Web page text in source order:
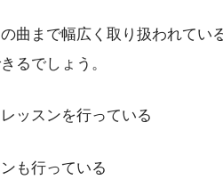
曲まで幅広く取り扱われてい
るでしょう。
ッスンを行っている
も行っている